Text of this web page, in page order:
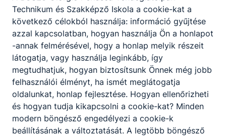
óra
óra
10.
óra
11.
óra
12.
óra
13.
óra
óra
08:20
1.
óra
08:30
-
09:15
2.
óra
09:25
-
10:10
3.
óra
...
Technikum és Szakképző Iskola a cookie-kat a
következő célokból használja: információ gyűjtése
azzal kapcsolatban, hogyan használja Ön a honlapot
-annak felmérésével, hogy a honlap melyik részeit
látogatja, vagy használja leginkább, így
megtudhatjuk, hogyan biztosítsunk Önnek még jobb
felhasználói élményt, ha ismét meglátogatja
oldalunkat, honlap fejlesztése. Hogyan ellenőrizheti
és hogyan tudja kikapcsolni a cookie-kat? Minden
modern böngésző engedélyezi a cookie-k
beállításának a változtatását. A legtöbb böngésző